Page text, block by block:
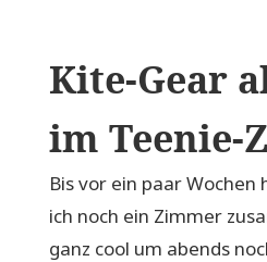
Kite-Gear
im Teenie-
Bis vor ein paar
ich noch ein Zimmer
ganz cool um abends